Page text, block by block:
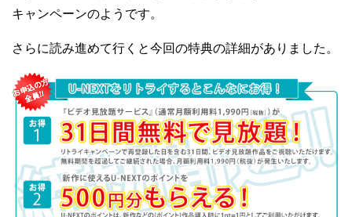
キャンペーンのようです。
さらに読み進めて行くと今回の特典の詳細がありました。